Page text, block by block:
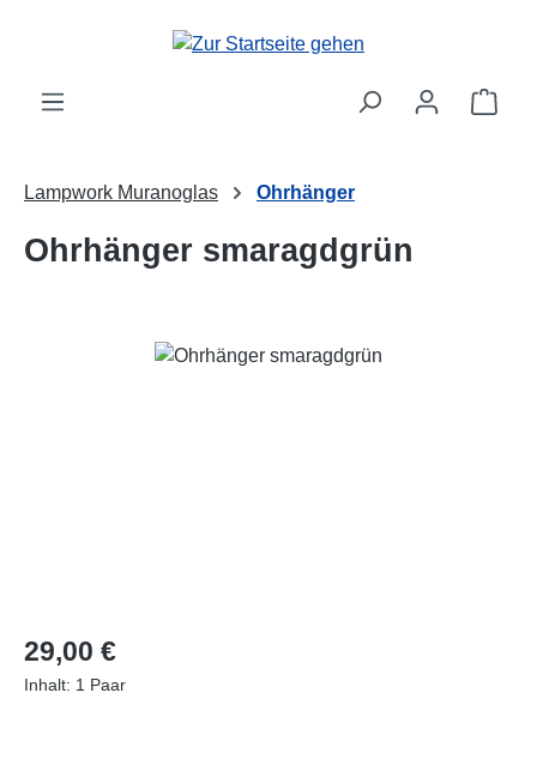
Zum Hauptinhalt springen
Lampwork Muranoglas Ohrhänger
Ohrhänger smaragdgrün
Bildergalerie überspringen
Regulärer Preis:
29,00 €
Inhalt: 1 Paar